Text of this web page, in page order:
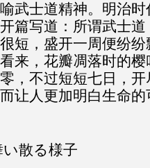
武士道精神。明治
篇写道：所谓武士
短，盛开一周便纷
来，花瓣凋落时的
，不过短短七日，
让人更加明白生命的
散る様子